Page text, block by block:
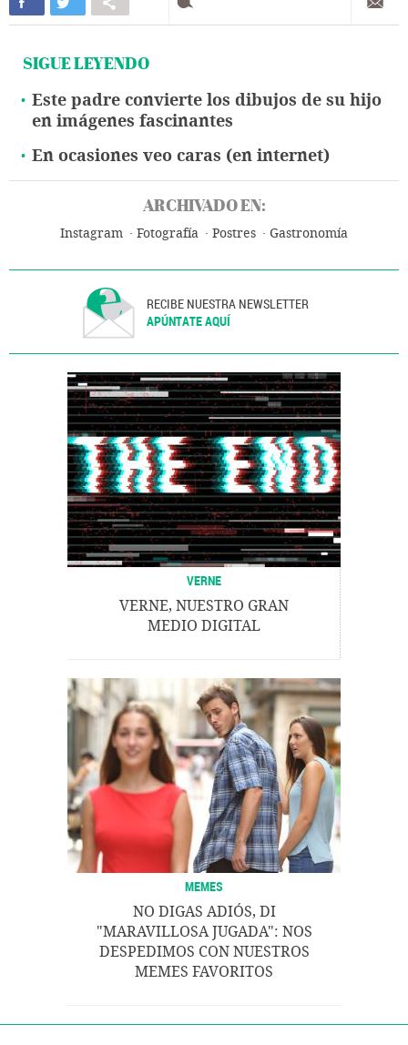
SIGUE LEYENDO
Este padre convierte los dibujos de su hijo
en imágenes fascinantes
En ocasiones veo caras (en internet)
ARCHIVADO EN:
Instagram Fotografía Postres Gastronomía
RECIBE NUESTRA NEWSLETTER
APÚNTATE AQUÍ
VERNE
VERNE, NUESTRO GRAN
MEDIO DIGITAL
MEMES
NO DIGAS ADIÓS, DI
"MARAVILLOSA JUGADA": NOS
DESPEDIMOS CON NUESTROS
MEMES FAVORITOS